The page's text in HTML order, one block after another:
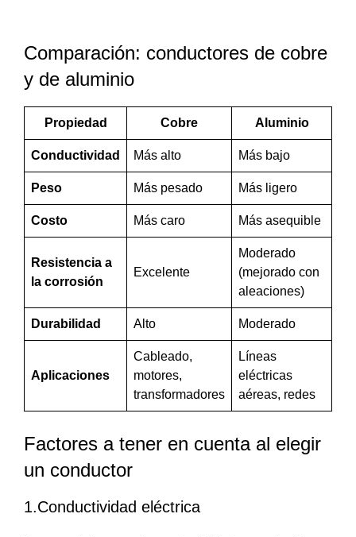
Comparación: conductores de cobre
y de aluminio
Propiedad Cobre Aluminio
Conductividad Más alto Más bajo
Peso Más pesado Más ligero
Costo Más caro Más asequible
Resistencia a
la corrosión
Excelente
Moderado
(mejorado con
aleaciones)
Durabilidad Alto Moderado
Aplicaciones
Cableado,
motores,
transformadores
Líneas
eléctricas
aéreas, redes
Factores a tener en cuenta al elegir
un conductor
1.Conductividad eléctrica